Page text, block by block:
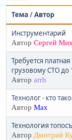
Тема /Автор
Инструментарий
Автор Сергей
Требуется
грузовому СТО до
Автор arrh
Технолог - кто
Автор Max
Технология
Автор Дмитрий